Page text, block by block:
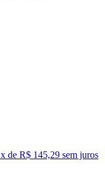
x de R$ 145,29 sem juros